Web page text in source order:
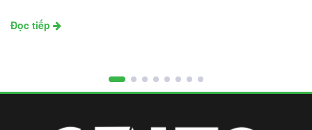
Đọc tiếp